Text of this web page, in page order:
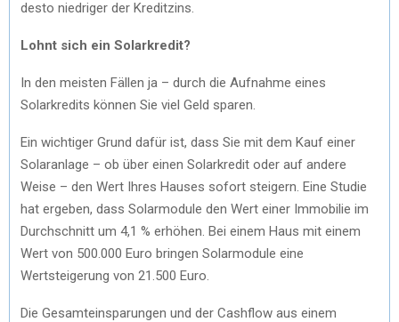
desto niedriger der Kreditzins.
Lohnt sich ein Solarkredit?
In den meisten Fällen ja – durch die Aufnahme eines
Solarkredits können Sie viel Geld sparen.
Ein wichtiger Grund dafür ist, dass Sie mit dem Kauf einer
Solaranlage – ob über einen Solarkredit oder auf andere
Weise – den Wert Ihres Hauses sofort steigern. Eine Studie
hat ergeben, dass Solarmodule den Wert einer Immobilie im
Durchschnitt um 4,1 % erhöhen. Bei einem Haus mit einem
Wert von 500.000 Euro bringen Solarmodule eine
Wertsteigerung von 21.500 Euro.
Die Gesamteinsparungen und der Cashflow aus einem